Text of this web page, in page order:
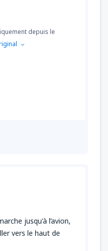
depuis le
jusqu'à l’avion,
vers le haut de